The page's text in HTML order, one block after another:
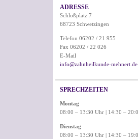
ADRESSE
Schloßplatz 7
68723 Schwetzingen
Telefon 06202 / 21 955
Fax 06202 / 22 026
E-Mail
info@zahnheilkunde-mehnert.de
SPRECHZEITEN
Montag
08:00 – 13:30 Uhr | 14:30 –
Dienstag
08:00 – 13:30 Uhr | 14:30 –